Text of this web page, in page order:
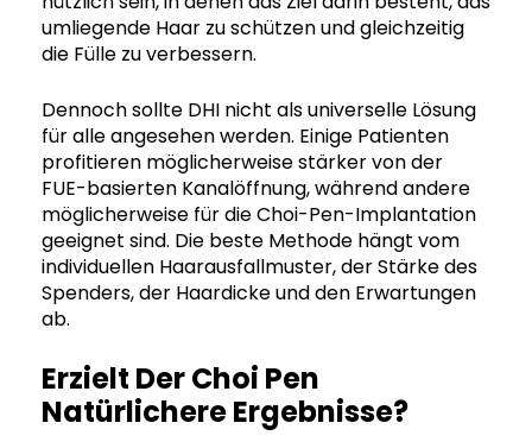
umliegende Haar zu schützen und gleichzeitig
die Fülle zu verbessern.
Dennoch sollte DHI nicht als universelle Lösung
für alle angesehen werden. Einige Patienten
profitieren möglicherweise stärker von der
FUE-basierten Kanalöffnung, während andere
möglicherweise für die Choi-Pen-Implantation
geeignet sind. Die beste Methode hängt vom
individuellen Haarausfallmuster, der Stärke des
Spenders, der Haardicke und den Erwartungen
ab.
Erzielt Der Choi Pen
Natürlichere Ergebnisse?